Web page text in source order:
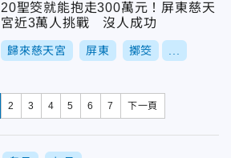
20聖筊就能抱走300萬元！屏東慈天
宮近3萬人挑戰 沒人成功
歸來慈天宮 屏東 擲筊
2 3 4 5 6 7 下一頁